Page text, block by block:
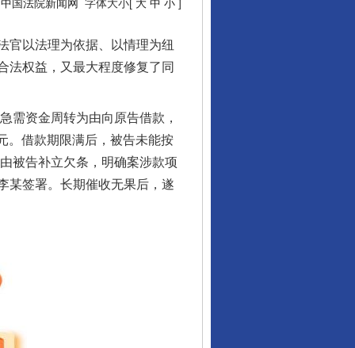
中国法院新闻网 字体大小[ 大 中 小 ]
官以法理为依据、以情理为纽
法权益，又最大程度修复了同
资金周转为由向原告借款，
。借款期限满后，被告未能按
被告补立欠条，明确案涉款项
某签署。长期催收无果后，遂